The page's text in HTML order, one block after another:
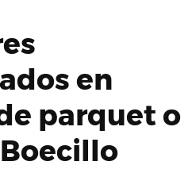
en
parquet o